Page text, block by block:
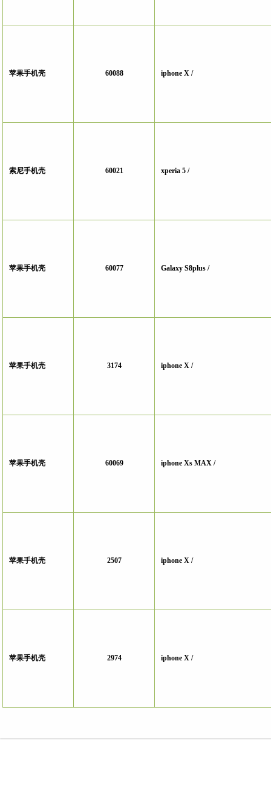
苹果手机壳 60088 iphone X /
索尼手机壳 60021 xperia 5 /
苹果手机壳 60077 Galaxy S8plus /
苹果手机壳 3174 iphone X /
苹果手机壳 60069 iphone Xs MAX /
苹果手机壳 2507 iphone X /
苹果手机壳 2974 iphone X /